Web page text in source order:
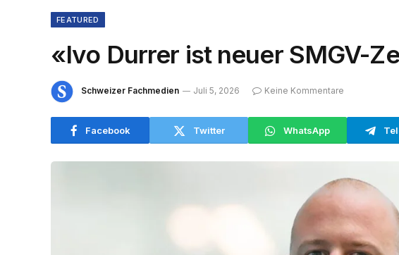
FEATURED
«Ivo Durrer ist neuer SMGV-
Schweizer Fachmedien Juli 5, 2026 Keine Kommentare
Facebook Twitter WhatsApp